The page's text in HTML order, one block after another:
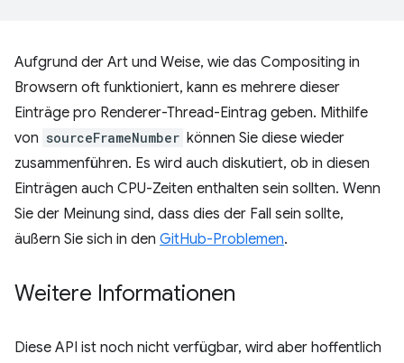
Aufgrund der Art und Weise, wie das Compositing in
Browsern oft funktioniert, kann es mehrere dieser
Einträge pro Renderer-Thread-Eintrag geben. Mithilfe
von sourceFrameNumber können Sie diese wieder
zusammenführen. Es wird auch diskutiert, ob in diesen
Einträgen auch CPU-Zeiten enthalten sein sollten. Wenn
Sie der Meinung sind, dass dies der Fall sein sollte,
äußern Sie sich in den GitHub-Problemen.
Weitere Informationen
Diese API ist noch nicht verfügbar, wird aber hoffentlich